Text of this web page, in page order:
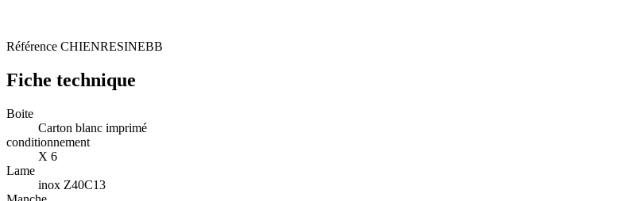
Référence CHIENRESINEBB
Fiche technique
Boite
Carton blanc imprimé
conditionnement
X 6
Lame
inox Z40C13